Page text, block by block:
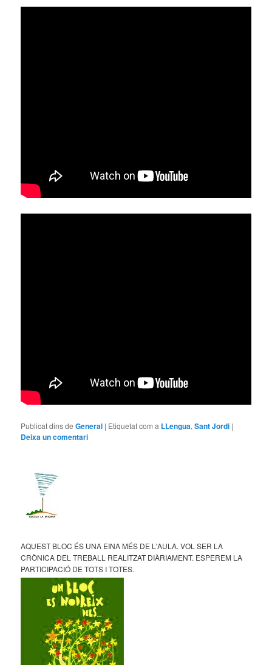
Publicat dins de General | Etiquetat com a LLengua,Sant Jordi |
Deixa un comentari
AQUEST BLOC ÉS UNA EINA MÉS DE L'AULA. VOL SER LA
CRÒNICA DEL TREBALL REALITZAT DIÀRIAMENT. ESPEREM LA
PARTICIPACIÓ DE TOTS I TOTES.